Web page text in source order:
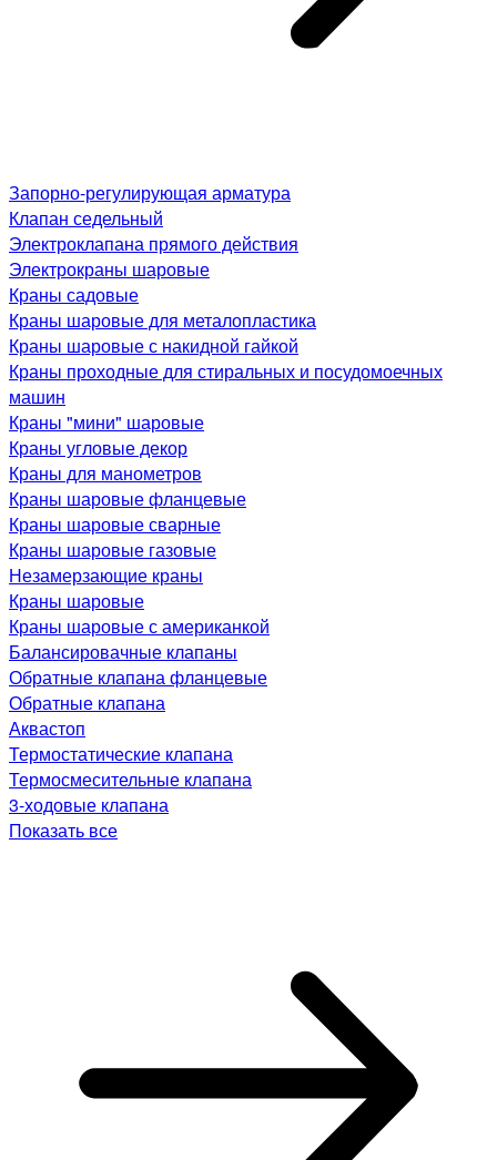
Запорно-регулирующая арматура
Клапан седельный
Электроклапана прямого действия
Электрокраны шаровые
Краны садовые
Краны шаровые для металопластика
Краны шаровые с накидной гайкой
Краны проходные для стиральных и посудомоечных
машин
Краны "мини" шаровые
Краны угловые декор
Краны для манометров
Краны шаровые фланцевые
Краны шаровые сварные
Краны шаровые газовые
Незамерзающие краны
Краны шаровые
Краны шаровые с американкой
Балансировачные клапаны
Обратные клапана фланцевые
Обратные клапана
Аквастоп
Термостатические клапана
Термосмесительные клапана
3-ходовые клапана
Показать все